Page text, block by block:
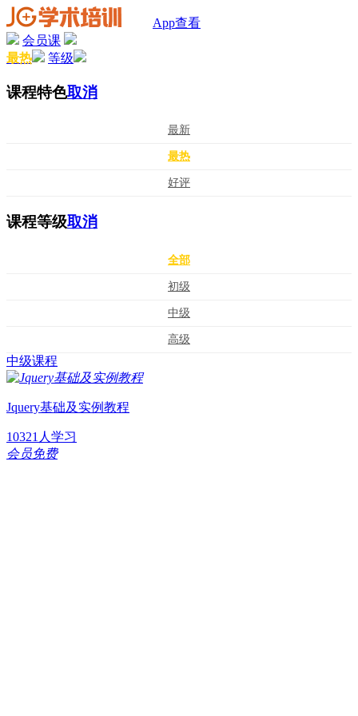
App查看
会员课
最热
等级
课程特色取消
最新
最热
好评
课程等级取消
全部
初级
中级
高级
中级课程
Jquery基础及实例教程
10321人学习
会员免费